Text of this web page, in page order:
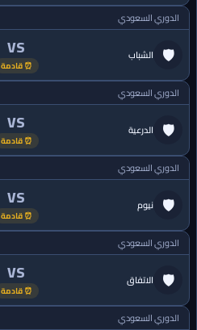
الدوري السعودي
🛡 الشباب VS
⏰ قادمة
الدوري السعودي
🛡 الدرعية VS
⏰ قادمة
الدوري السعودي
🛡 نيوم VS
⏰ قادمة
الدوري السعودي
🛡 الاتفاق VS
⏰ قادمة
الدوري السعودي